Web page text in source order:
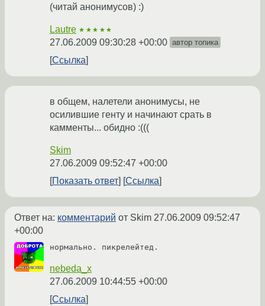
(читай анонимусов) :)
Lautre ★★★★★
27.06.2009 09:30:28 +00:00 автор топика
Ссылка
в общем, налетели анонимусы, не
осилившие генту и начинают срать в
камменты... обидно :(((
Skim
27.06.2009 09:52:47 +00:00
Показать ответ
Ссылка
Ответ на: комментарий от Skim 27.06.2009 09:52:47
+00:00
нормально. пикрелейтед.
nebeda_x
27.06.2009 10:44:55 +00:00
Ссылка